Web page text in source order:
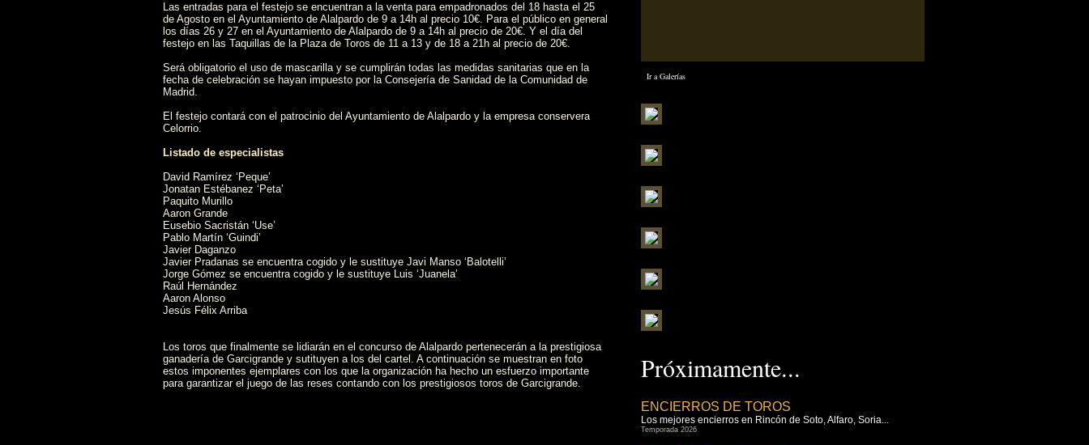
Ir a Galerías
Próximamente...
ENCIERROS DE TOROS
Los mejores encierros en Rincón de Soto, Alfaro, Soria...
Temporada 2026
Las entradas para el festejo se encuentran a la venta para empadronados del 18 hasta el 25
de Agosto en el Ayuntamiento de Alalpardo de 9 a 14h al precio 10€. Para el público en general
los días 26 y 27 en el Ayuntamiento de Alalpardo de 9 a 14h al precio de 20€. Y el día del
festejo en las Taquillas de la Plaza de Toros de 11 a 13 y de 18 a 21h al precio de 20€.
Será obligatorio el uso de mascarilla y se cumplirán todas las medidas sanitarias que en la
fecha de celebración se hayan impuesto por la Consejería de Sanidad de la Comunidad de
Madrid.
El festejo contará con el patrocinio del Ayuntamiento de Alalpardo y la empresa conservera
Celorrio.
Listado de especialistas
David Ramírez ‘Peque’
Jonatan Estébanez ‘Peta’
Paquito Murillo
Aaron Grande
Eusebio Sacristán ‘Use’
Pablo Martín ‘Guindi’
Javier Daganzo
Javier Pradanas se encuentra cogido y le sustituye Javi Manso ‘Balotelli’
Jorge Gómez se encuentra cogido y le sustituye Luis ‘Juanela’
Raúl Hernández
Aaron Alonso
Jesús Félix Arriba
Los toros que finalmente se lidiarán en el concurso de Alalpardo pertenecerán a la prestigiosa
ganadería de Garcigrande y sutituyen a los del cartel. A continuación se muestran en foto
estos imponentes ejemplares con los que la organización ha hecho un esfuerzo importante
para garantizar el juego de las reses contando con los prestigiosos toros de Garcigrande.